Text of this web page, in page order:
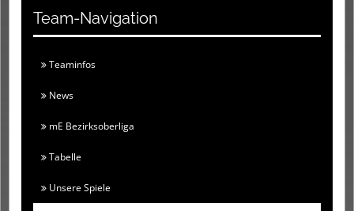
Team-Navigation
Teaminfos
News
mE Bezirksoberliga
Tabelle
Unsere Spiele